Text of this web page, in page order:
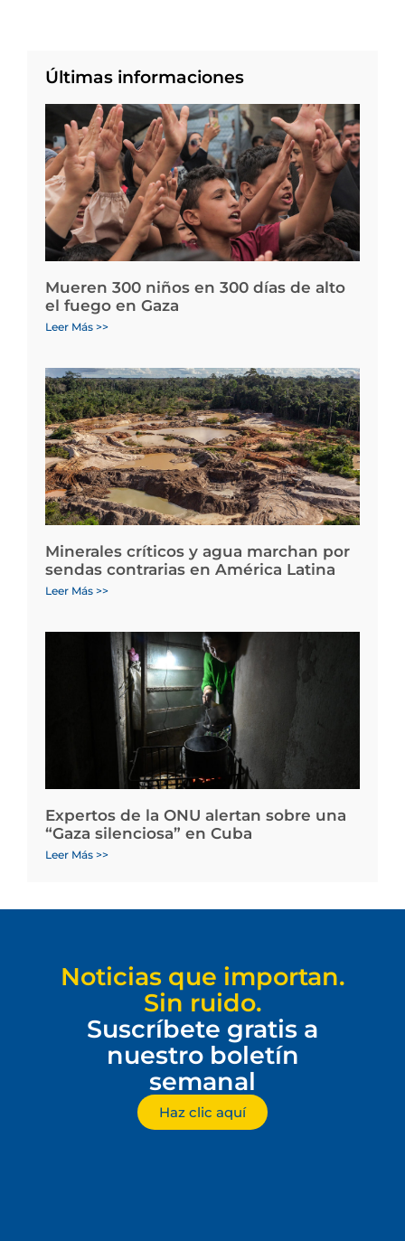
Últimas informaciones
Mueren 300 niños en 300 días de alto
el fuego en Gaza
Leer Más >>
Minerales críticos y agua marchan por
sendas contrarias en América Latina
Leer Más >>
Expertos de la ONU alertan sobre una
“Gaza silenciosa” en Cuba
Leer Más >>
Noticias que importan.
Sin ruido.
Suscríbete gratis a
nuestro boletín
semanal
Haz clic aquí